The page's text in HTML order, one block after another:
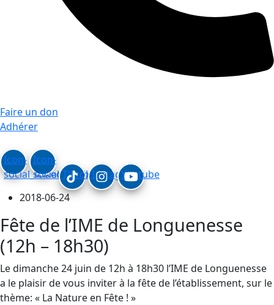
Faire un don
Adhérer
Icon-
social_linkedin
Icon-
social_facebook
TiktokInstagramYoutube
2018-06-24
Fête de l’IME de Longuenesse
(12h – 18h30)
Le dimanche 24 juin de 12h à 18h30 l’IME de Longuenesse
a le plaisir de vous inviter à la fête de l’établissement, sur le
thème: « La Nature en Fête ! »